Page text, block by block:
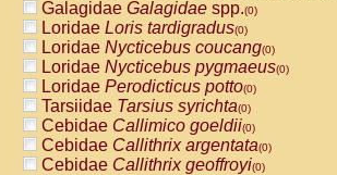
AtelidaeAtelesspp.(0)
Atelidae Lagothrix lagothricha
AtelidaeLagothrix lagothricha cana
PitheciidaeCacajao calvus
PitheciidaeCallicebus cupreus
PitheciidaeCallicebus donacophilus
PitheciidaeCallicebus moloch
PitheciidaeCallicebus torquatus
PitheciidaeCallicebusspp.(0)
Galagidae Galagidae spp.(0)
Loridae Loris tardigradus(0)
Loridae Nycticebus coucang(0)
Loridae Nycticebus pygmaeus(0)
Loridae Perodicticus potto(0)
Tarsiidae Tarsius syrichta(0)
Cebidae Callimico goeldii(0)
Cebidae Callithrix argentata(0)
Cebidae Callithrix geoffroyi(0)